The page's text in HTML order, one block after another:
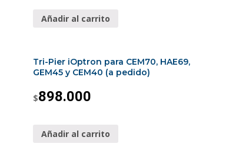
Añadir al carrito
Tri-Pier iOptron para CEM70, HAE69,
GEM45 y CEM40 (a pedido)
$898.000
Añadir al carrito